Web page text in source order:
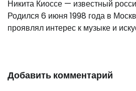
Никита Киоссе — известный
Родился 6 июня 1998 года в
проявлял интерес к музыке и
Добавить комментарий